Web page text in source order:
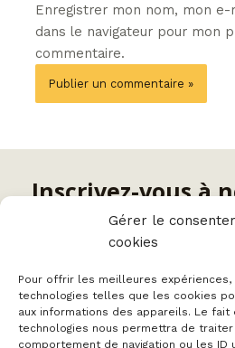
Gérer le
cookies
Pour offrir les meilleures expériences,
technologies telles que les cookies
aux informations des appareils. Le fait
technologies nous permettra de
comportement de navigation ou les ID
Enregistrer mon nom, mon e-
dans le navigateur pour mon
commentaire.
Inscrivez-vous à
newsletter
Nom